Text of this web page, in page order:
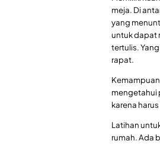
meja. Di
yang
untuk dapat
tertulis.
rapat.
mengetahui
karena
Latihan
rumah. Ada